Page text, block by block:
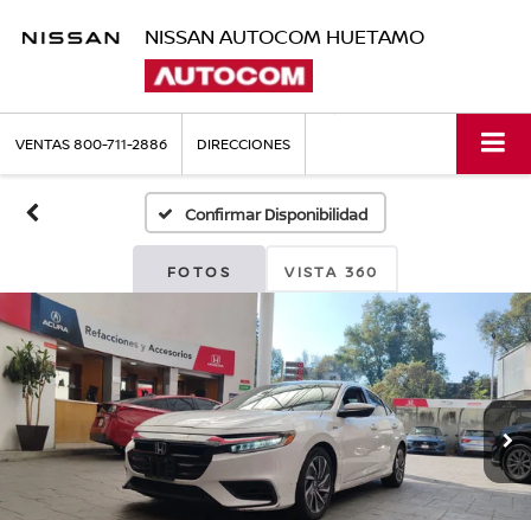
NISSAN AUTOCOM HUETAMO
VENTAS800-711-2886 DIRECCIONES
Confirmar Disponibilidad
FOTOS VISTA 360